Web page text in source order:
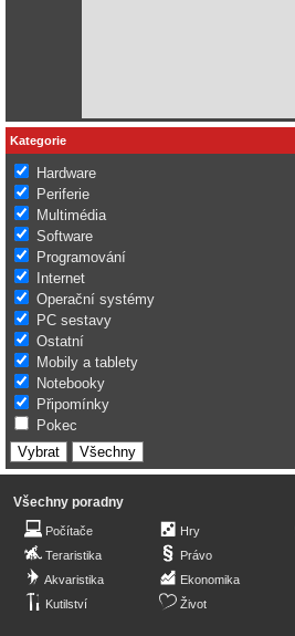
Kategorie
Hardware
Periferie
Multimédia
Software
Programování
Internet
Operační systémy
PC sestavy
Ostatní
Mobily a tablety
Notebooky
Připomínky
Pokec
Všechny poradny
Počítače
Teraristika
Akvaristika
Kutilství
Hry
Právo
Ekonomika
Život